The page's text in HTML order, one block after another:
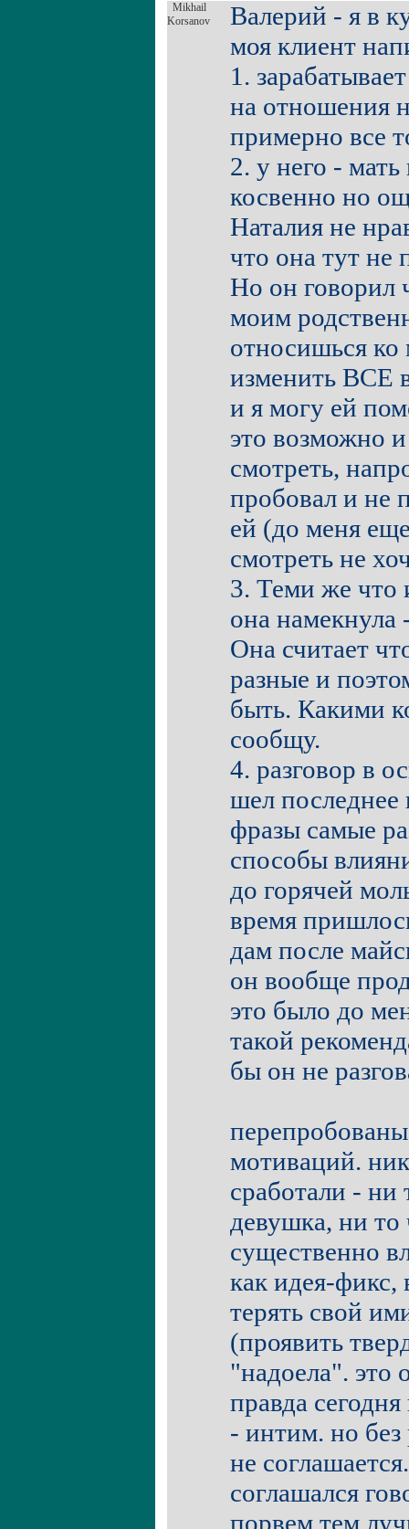
Mikhail
Korsanov
Валерий - я в
моя клиент
1.
на отношения
примерно все
2. у него -
косвенно но
Наталия не
что она тут
Но он говорил
моим
относишься ко
изменить ВСЕ
и я могу ей
это возможно
смотреть,
пробовал и не
ей (до меня
смотреть не
3. Теми же что
она намекнула
Она считает
разные и
быть. Какими
сообщу.
4. разговор в
шел последнее
фразы самые
способы
до горячей
время
дам после
он вообще
это было до
такой
бы он не
мотиваций.
сработали - ни
девушка, ни
существенно
как идея-фикс,
терять свой
(проявить
"надоела". это
правда
- интим. но без
не
соглашался
порвем тем